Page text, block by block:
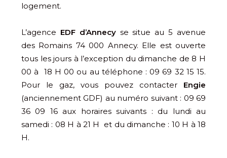
logement.
L’agence EDF d’Annecyse situe au 5 avenue
des Romains 74 000 Annecy. Elle est ouverte
tous les jours à l’exception du dimanche de 8 H
00 à 18 H 00 ou au téléphone :09 69 32 15 15.
Pour le gaz, vous pouvez contacter Engie
(anciennement GDF) au numéro suivant : 09 69
36 09 16 aux horaires suivants : du lundi au
samedi : 08 H à 21 H et du dimanche : 10 H à 18
H.